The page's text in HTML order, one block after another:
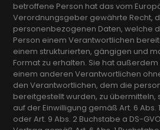
betroffene Person hat das vom
Verordnungsgeber gewährte Recht,
personenbezogenen Daten, welche
Person einem Verantwortlichen
einem strukturierten, gängigen und
Format zu erhalten. Sie hat
einem anderen Verantwortlichen
den Verantwortlichen, dem die
bereitgestellt wurden, zu
auf der Einwilligung gemäß Art. 6 Abs.
oder Art. 9 Abs. 2 Buchstabe a DS-